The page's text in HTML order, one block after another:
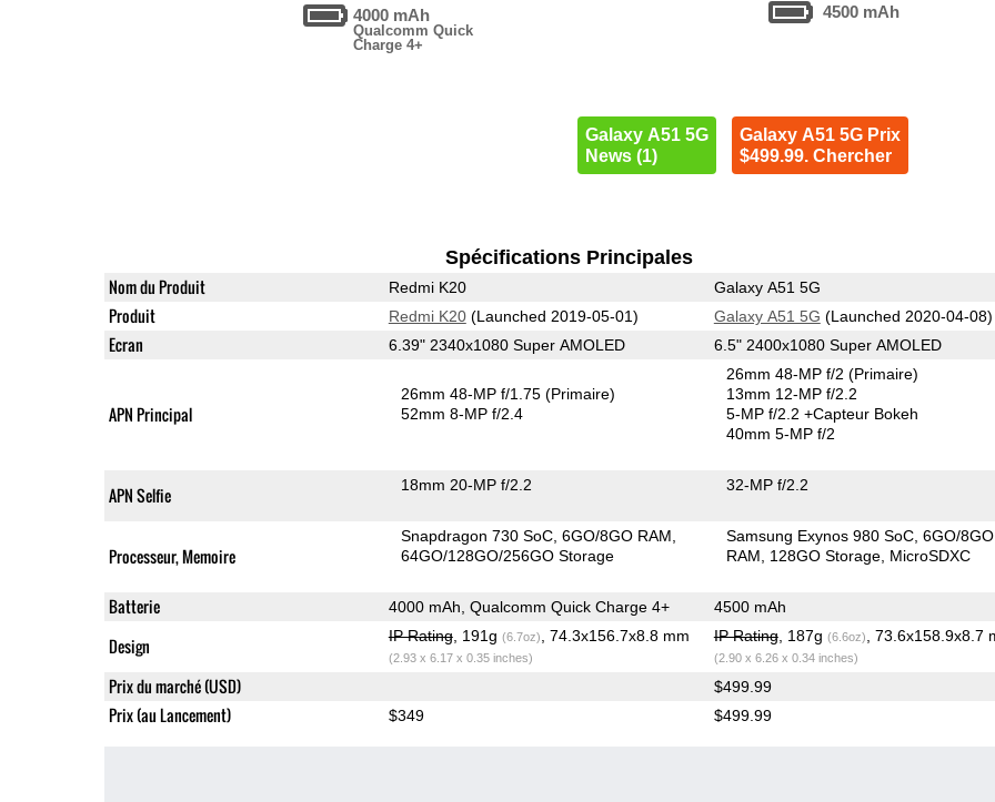
4000 mAh
Qualcomm Quick
Charge 4+
4500 mAh
Galaxy A51 5G
News (1)
Galaxy A51 5G Prix
$499.99. Chercher
Spécifications Principales
Nom du Produit Redmi K20 Galaxy A51 5G
Produit Redmi K20(Launched 2019-05-01) Galaxy A51 5G (Launched 2020-04-08)
Ecran 6.39" 2340x1080 Super AMOLED 6.5" 2400x1080 Super AMOLED
APN Principal
26mm 48-MP f/1.75(Primaire)
52mm 8-MP f/2.4
26mm 48-MP f/2(Primaire)
13mm 12-MP f/2.2
5-MP f/2.2+Capteur Bokeh
40mm 5-MP f/2
APN Selfie 18mm 20-MP f/2.2 32-MP f/2.2
Processeur, Memoire
Snapdragon 730 SoC 6GO/8GO RAM
64GO/128GO/256GO Storage
Samsung Exynos 980 SoC 6GO/8GO
RAM
128GO Storage MicroSDXC
Batterie 4000 mAh, Qualcomm Quick Charge 4+ 4500 mAh
Design IP Rating, 191g (6.7oz) , 74.3x156.7x8.8 mm
(2.93 x 6.17 x 0.35 inches)
IP Rating, 187g (6.6oz) , 73.6x158.9x8.7
(2.90 x 6.26 x 0.34 inches)
Prix du marché (USD) $499.99
Prix (au Lancement) $349 $499.99